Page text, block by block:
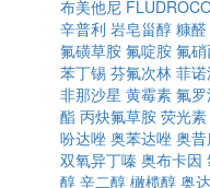
布美他尼
辛普利 岩皂甾醇 糠醛
氟磺草胺 氟啶胺 氟
苯丁锡 芬氟次林 菲
非那沙星 黄霉素 氟
酯 丙炔氟草胺 荧光素
吩达唑 奥苯达唑 奥
双氧异丁嗪 奥布卡因
醇 辛二醇 橄榄醇 奥